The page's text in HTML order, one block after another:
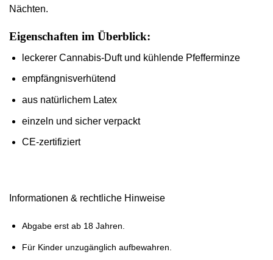
Nächten.
Eigenschaften im Überblick:
leckerer Cannabis-Duft und kühlende Pfefferminze
empfängnisverhütend
aus natürlichem Latex
einzeln und sicher verpackt
CE-zertifiziert
Informationen & rechtliche Hinweise
Abgabe erst ab 18 Jahren.
Für Kinder unzugänglich aufbewahren.